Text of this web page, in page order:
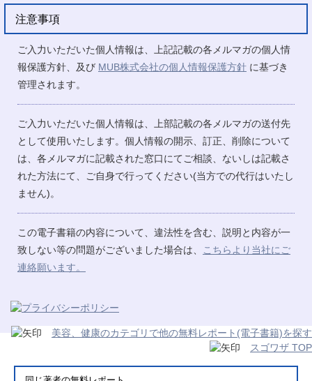
注意事項
ご入力いただいた個人情報は、上記記載の各メルマガの個人情
報保護方針、及び MUB株式会社の個人情報保護方針 に基づき
管理されます。
ご入力いただいた個人情報は、上部記載の各メルマガの送付先
として使用いたします。個人情報の開示、訂正、削除について
は、各メルマガに記載された窓口にてご相談、ないしは記載さ
れた方法にて、ご自身で行ってください(当方での代行はいたし
ません)。
この電子書籍の内容について、違法性を含む、説明と内容が一
致しない等の問題がございました場合は、
こちらより当社にご
連絡願います。
美容、健康のカテゴリで他の無料レポート(電子書籍)を探す
スゴワザ TOP